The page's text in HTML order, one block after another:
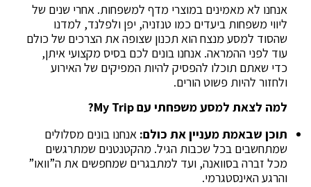
אנחנו לא מאמינים במוצרי מדף למשפחות. אחרי שנים של
ליווי משפחות ביעדים כמו טנזניה, יפן ולפלנד, למדנו
שהסוד למסע מנצח הוא תכנון שצופה את הצרכים של כולם
עוד לפני ההמראה. אנחנו בונים לכם בסיס מקצועי איתן,
כדי שאתם תוכלו להפסיק להיות המפיקים של האירוע
ולחזור להיות פשוט הורים.
למה לצאת למסע משפחתי עם My Trip?
תוכן שבאמת מעניין את כולם: אנחנו בונים מסלולים
שמתחשבים בכל שכבות הגיל. מהקטנטנים שמתרגשים
מכל זברה בסוואנה, ועד למתבגרים שמחפשים את ה”וואו”
והרגע האינסטגרמי.